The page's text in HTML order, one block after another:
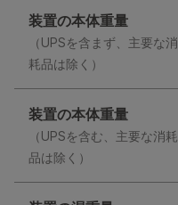
装置の本体重量
（UPSを含まず、主要な消
耗品は除く）
装置の本体重量
（UPSを含む、主要な消耗
品は除く）